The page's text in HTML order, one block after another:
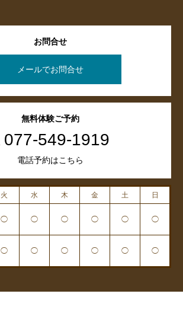
お問合せ
メールでお問合せ
無料体験ご予約
077-549-1919
電話予約はこちら
火 水 木 金 土 日
◯ ◯ ◯ ◯ ◯ ◯
◯ ◯ ◯ ◯ ◯ ◯